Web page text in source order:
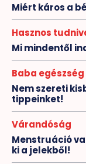
Miért káros a
Hasznos
Mi mindentől
Baba egészség
Nem szereti
tippeinket!
Várandóság
Menstruáció
ki a jelekből!